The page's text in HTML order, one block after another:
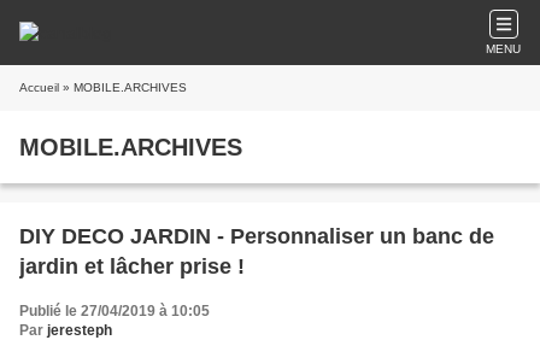
MENU
Accueil » MOBILE.ARCHIVES
MOBILE.ARCHIVES
DIY DECO JARDIN - Personnaliser un banc de
jardin et lâcher prise !
Publié le 27/04/2019 à 10:05
Par jeresteph